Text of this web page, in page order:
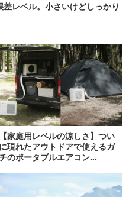
差レベル。小さいけどしっかり
【家庭用レベルの涼しさ】つい
に現れたアウトドアで使えるガ
のポータブルエアコン